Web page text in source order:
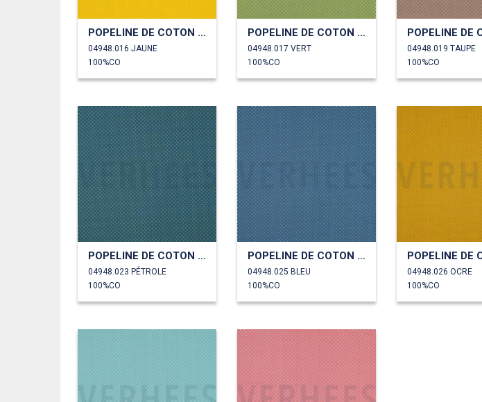
POPELINE DE COTON PETITS POINTS
04948.016 JAUNE
100%CO
POPELINE DE COTON PETITS POINTS
04948.017 VERT
100%CO
04948.019 TAUPE
100%CO
POPELINE DE COTON PETITS POINTS
04948.023 PÉTROLE
100%CO
POPELINE DE COTON PETITS POINTS
04948.025 BLEU
100%CO
04948.026 OCRE
100%CO